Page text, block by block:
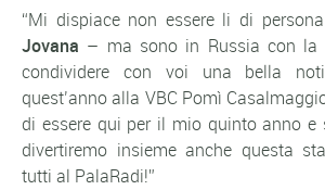
“Mi dispiace non essere li di
Jovana – ma sono in Russia con la
condividere con voi una bella
quest’anno alla VBC Pomì
di essere qui per il mio quinto anno e
divertiremo insieme anche questa
tutti al PalaRadi!”